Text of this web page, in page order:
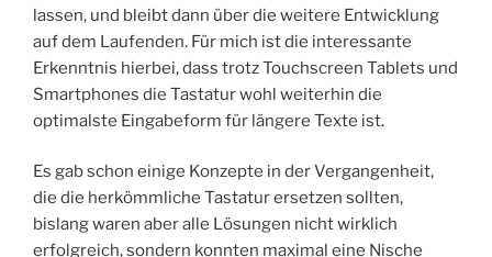
lassen, und bleibt dann über die weitere Entwicklung
auf dem Laufenden. Für mich ist die interessante
Erkenntnis hierbei, dass trotz Touchscreen Tablets und
Smartphones die Tastatur wohl weiterhin die
optimalste Eingabeform für längere Texte ist.
Es gab schon einige Konzepte in der Vergangenheit,
die die herkömmliche Tastatur ersetzen sollten,
bislang waren aber alle Lösungen nicht wirklich
erfolgreich, sondern konnten maximal eine Nische